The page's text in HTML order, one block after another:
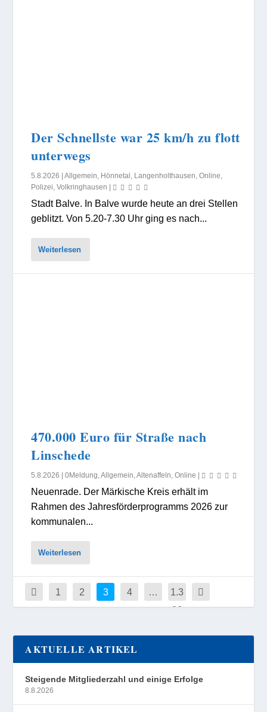
Der Schnellste war 25 km/h zu flott
unterwegs
5.8.2026 |Allgemein, Hönnetal , Langenholthausen,Online,
Polizei,Volkringhausen
Stadt Balve. In Balve wurde heute an drei Stellen
geblitzt. Von 5.20-7.30 Uhr ging es nach...
Weiterlesen
470.000 Euro für Straße nach
Linschede
5.8.2026 |0Meldung,Allgemein,Altenaffeln,Online
Neuenrade. Der Märkische Kreis erhält im
Rahmen des Jahresförderprogramms 2026 zur
kommunalen...
Weiterlesen
1 2 3 4 …
1.3
26
AKTUELLE ARTIKEL
Steigende Mitgliederzahl und einige Erfolge
8.8.2026